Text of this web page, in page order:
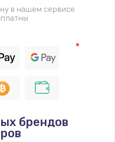
пайка
прошивка
в нашем сервисе
брендов